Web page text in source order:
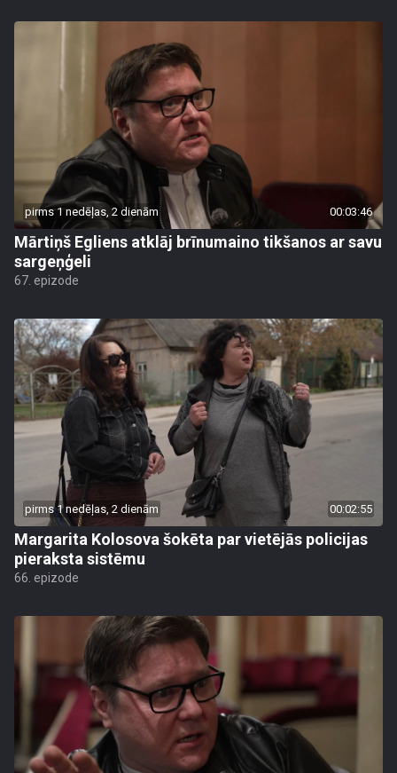
pirms 1 nedēļas, 2 dienām 00:03:46
Mārtiņš Egliens atklāj brīnumaino tikšanos ar savu
sargeņģeli
67. epizode
pirms 1 nedēļas, 2 dienām 00:02:55
Margarita Kolosova šokēta par vietējās policijas
pieraksta sistēmu
66. epizode